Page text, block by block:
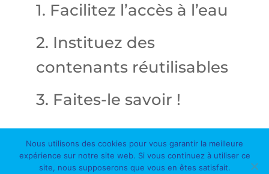
1. Facilitez l’accès à l’eau
2. Instituez des
contenants réutilisables
3. Faites-le savoir !
Nous utilisons des cookies pour vous garantir la meilleure
expérience sur notre site web. Si vous continuez à utiliser ce
site, nous supposerons que vous en êtes satisfait.